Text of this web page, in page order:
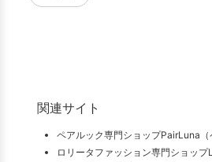
関連サイト
ペアルック専門ショップPairLuna（
ロリータファッション専門ショップ